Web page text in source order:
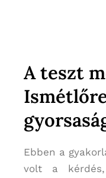
A teszt
Ebben a
volt a